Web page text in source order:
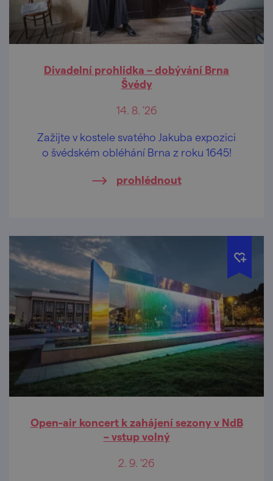
Divadelní prohlídka – dobývání Brna
Švédy
14. 8. '26
Zažijte v kostele svatého Jakuba expozici
o švédském obléhání Brna z roku 1645!
prohlédnout
Open-air koncert k zahájení sezony v NdB
– vstup volný
2. 9. '26